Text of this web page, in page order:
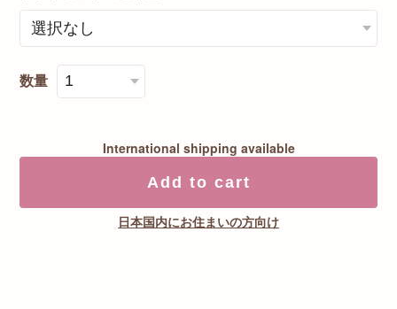
数量
International shipping available
Add to cart
日本国内にお住まいの方向け